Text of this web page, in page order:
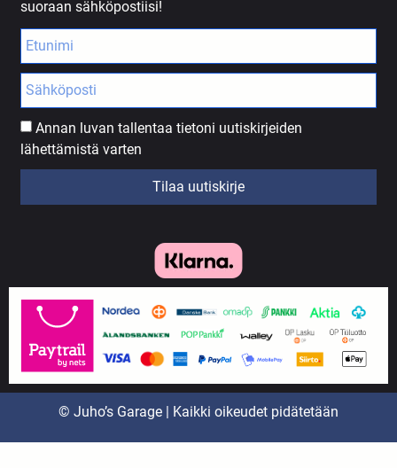
suoraan sähköpostiisi!
Annan luvan tallentaa tietoni uutiskirjeiden
lähettämistä varten
Tilaa uutiskirje
© Juho’s Garage | Kaikki oikeudet pidätetään